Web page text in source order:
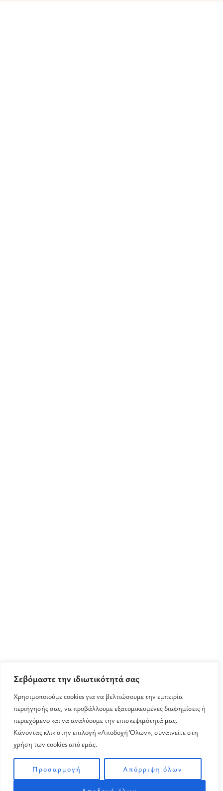
Σεβόμαστε την ιδιωτικότητά σας
Χρησιμοποιούμε cookies για να βελτιώσουμε την εμπειρία
περιήγησής σας, να προβάλλουμε εξατομικευμένες διαφημίσεις ή
περιεχόμενο και να αναλύουμε την επισκεψιμότητά μας.
Κάνοντας κλικ στην επιλογή «Αποδοχή Όλων», συναινείτε στη
χρήση των cookies από εμάς.
Προσαρμογή Απόρριψη όλων